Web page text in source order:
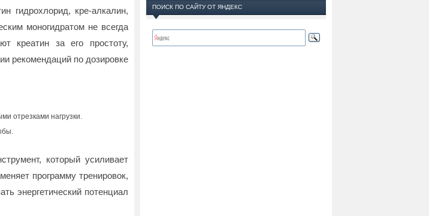
гидрохлорид, кре-алкалин,
моногидратом не всегда
креатин за его простоту,
рекомендаций по дозировке
отрезками нагрузки.
который усиливает
программу тренировок,
энергетический потенциал
ПОИСК ПО САЙТУ ОТ ЯНДЕКС